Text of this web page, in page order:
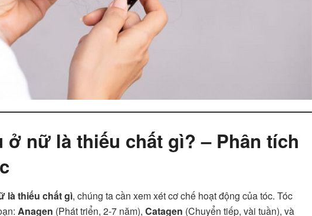
ở nữ là thiếu chất gì? – Phân tích
là thiếu chất gì, chúng ta cần xem xét cơ chế hoạt động của tóc. Tóc
Anagen (Phát triển, 2-7 năm), Catagen (Chuyển tiếp, vài tuần), và